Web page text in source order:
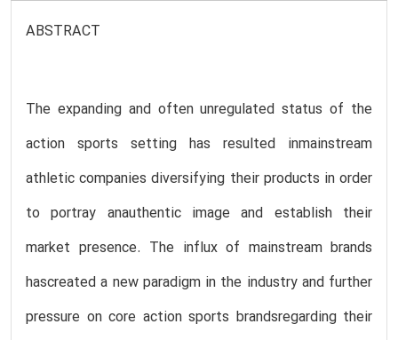
ABSTRACT
The expanding and often unregulated status of the
action sports setting has resulted inmainstream
athletic companies diversifying their products in order
to portray anauthentic image and establish their
market presence. The influx of mainstream brands
hascreated a new paradigm in the industry and further
pressure on core action sports brandsregarding their